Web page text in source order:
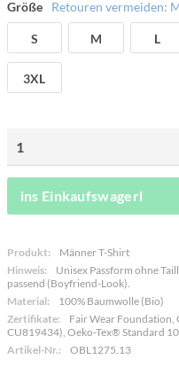
Größe Retouren vermeiden:
S M L
3XL
ins Einkaufswagerl
Produkt:
Männer T-Shirt
Hinweis:
Unisex Passform ohne
passend (Boyfriend-Look).
Material:
100% Baumwolle (Bio)
Zertifikate:
Fair Wear Foundation,
CU819434), Oeko-Tex® Standard
Artikel-Nr.:
OBL1275.13